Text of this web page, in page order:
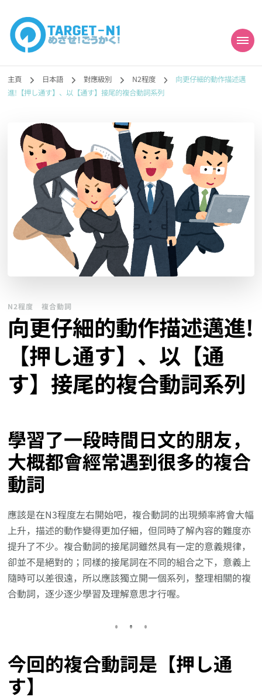
目標!!日本語能力試
N1合格
勉強コンテンツも追加予定!!】
主頁 日本語 對應級別 N2程度
向更仔細的動作描述邁
進!【押し通す】、以【通す】接尾的複合動詞系列
N2程度 複合動詞
向更仔細的動作描述邁進!
【押し通す】、以【通
す】接尾的複合動詞系列
學習了一段時間日文的朋友，
大概都會經常遇到很多的複合
動詞
應該是在N3程度左右開始吧，複合動詞的出現頻率將會大幅
上升，描述的動作變得更加仔細，但同時了解內容的難度亦
提升了不少。複合動詞的接尾詞雖然具有一定的意義規律，
卻並不是絕對的；同樣的接尾詞在不同的組合之下，意義上
隨時可以差很遠，所以應該獨立開一個系列，整理相關的複
合動詞，逐少逐少學習及理解意思才行喔。
今回的複合動詞是【押し通
す】